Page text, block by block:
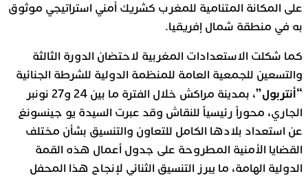
على المكانة المتنامية للمغرب كشريك أمني استراتيجي موثوق
به في منطقة شمال إفريقيا.
كما شكلت الاستعدادات المغربية لاحتضان الدورة الثالثة
والتسعين للجمعية العامة للمنظمة الدولية للشرطة الجنائية
“أنتربول”
، بمدينة مراكش خلال الفترة ما بين 24 و27 نونبر
الجاري، محوراً رئيسياً للنقاش وقد عبرت السيدة يو جينسونغ
عن استعداد بلادها الكامل للتعاون والتنسيق بشأن مختلف
القضايا الأمنية المطروحة على جدول أعمال هذه القمة
الدولية الهامة، ما يبرز التنسيق الثنائي لإنجاح هذا المحفل